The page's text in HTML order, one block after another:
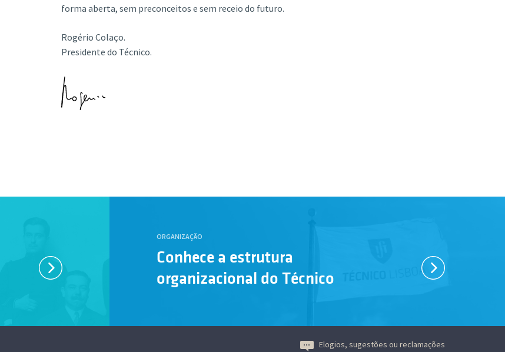
forma aberta, sem preconceitos e sem receio do futuro.
Rogério Colaço.
Presidente do Técnico.
ORGANIZAÇÃO
Conhece a estrutura
organizacional do Técnico
Elogios, sugestões ou reclamações